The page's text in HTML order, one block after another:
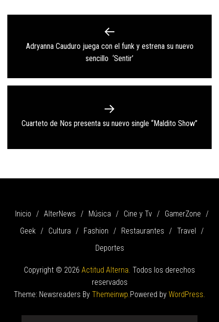
Previous
post:
Adryanna Cauduro juega con el funk y estrena su nuevo
sencillo ‘Sentir’
Next
Cuarteto de Nos presenta su nuevo single “Maldito Show”
Inicio AlterNews Música Cine y Tv
GamerZone
Geek
Cultura Fashion Restaurantes
Travel
Deportes
Copyright © 2026 Actitud Alterna. Todos los derechos
reservados
Theme: Newsreaders By Themeinwp.Powered by WordPress.